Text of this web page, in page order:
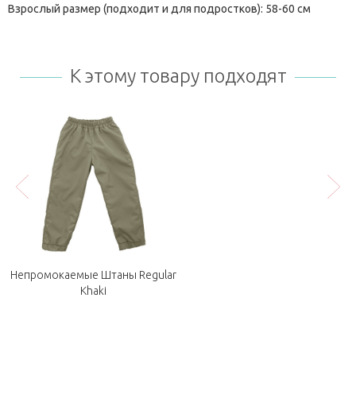
Взрослый размер (подходит и для подростков): 58-60 см
К этому товару подходят
Непромокаемые Штаны Regular
Khaki